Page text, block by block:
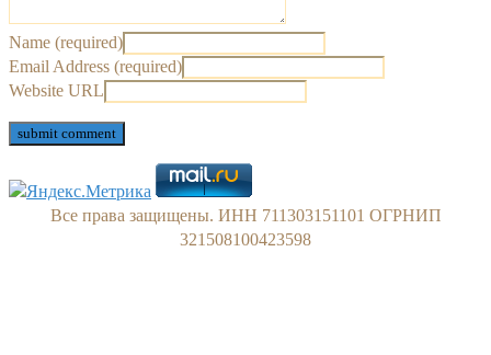
Name (required)
Email Address (required)
Website URL
Все права защищены. ИНН 711303151101 ОГРНИП
321508100423598